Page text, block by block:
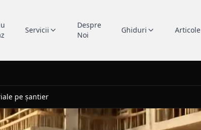
Servicii
Despre
Noi
Ghiduri Articole
pe șantier